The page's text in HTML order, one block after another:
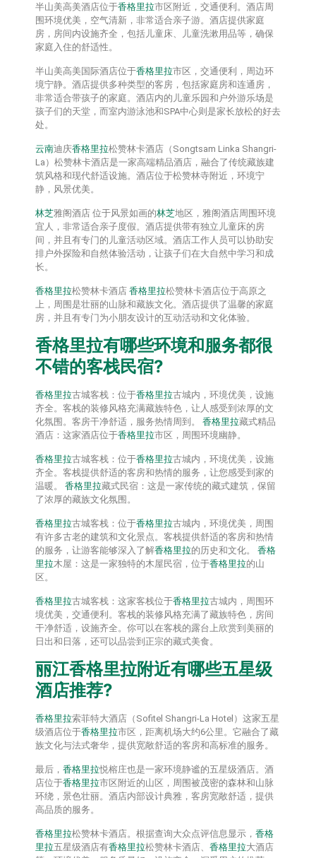
半山美高美酒店位于香格里拉市区附近，交通便利。酒店周
围环境优美，空气清新，非常适合亲子游。酒店提供家庭
房，房间内设施齐全，包括儿童床、儿童洗漱用品等，确保
家庭入住的舒适性。
半山美高美国际酒店位于香格里拉市区，交通便利，周边环
境宁静。酒店提供多种类型的客房，包括家庭房和连通房，
非常适合带孩子的家庭。酒店内的儿童乐园和户外游乐场是
孩子们的天堂，而室内游泳池和SPA中心则是家长放松的好去
处。
云南迪庆香格里拉松赞林卡酒店（Songtsam Linka Shangri-
La）松赞林卡酒店是一家高端精品酒店，融合了传统藏族建
筑风格和现代舒适设施。酒店位于松赞林寺附近，环境宁
静，风景优美。
林芝雅阁酒店 位于风景如画的林芝地区，雅阁酒店周围环境
宜人，非常适合亲子度假。酒店提供带有独立儿童床的房
间，并且有专门的儿童活动区域。酒店工作人员可以协助安
排户外探险和自然体验活动，让孩子们在大自然中学习和成
长。
香格里拉松赞林卡酒店 香格里拉松赞林卡酒店位于高原之
上，周围是壮丽的山脉和藏族文化。酒店提供了温馨的家庭
房，并且有专门为小朋友设计的互动活动和文化体验。
香格里拉有哪些环境和服务都很
不错的客栈民宿?
香格里拉古城客栈：位于香格里拉古城内，环境优美，设施
齐全。客栈的装修风格充满藏族特色，让人感受到浓厚的文
化氛围。客房干净舒适，服务热情周到。 香格里拉藏式精品
酒店：这家酒店位于香格里拉市区，周围环境幽静。
香格里拉古城客栈：位于香格里拉古城内，环境优美，设施
齐全。客栈提供舒适的客房和热情的服务，让您感受到家的
温暖。 香格里拉藏式民宿：这是一家传统的藏式建筑，保留
了浓厚的藏族文化氛围。
香格里拉古城客栈：位于香格里拉古城内，环境优美，周围
有许多古老的建筑和文化景点。客栈提供舒适的客房和热情
的服务，让游客能够深入了解香格里拉的历史和文化。 香格
里拉木屋：这是一家独特的木屋民宿，位于香格里拉的山
区。
香格里拉古城客栈：这家客栈位于香格里拉古城内，周围环
境优美，交通便利。客栈的装修风格充满了藏族特色，房间
干净舒适，设施齐全。你可以在客栈的露台上欣赏到美丽的
日出和日落，还可以品尝到正宗的藏式美食。
丽江香格里拉附近有哪些五星级
酒店推荐?
香格里拉索菲特大酒店（Sofitel Shangri-La Hotel）这家五星
级酒店位于香格里拉市区，距离机场大约6公里。它融合了藏
族文化与法式奢华，提供宽敞舒适的客房和高标准的服务。
最后， 香格里拉悦榕庄也是一家环境静谧的五星级酒店。酒
店位于香格里拉市区附近的山区，周围被茂密的森林和山脉
环绕，景色壮丽。酒店内部设计典雅，客房宽敞舒适，提供
高品质的服务。
香格里拉松赞林卡酒店。根据查询大众点评信息显示， 香格
里拉五星级酒店有香格里拉松赞林卡酒店、 香格里拉大酒店